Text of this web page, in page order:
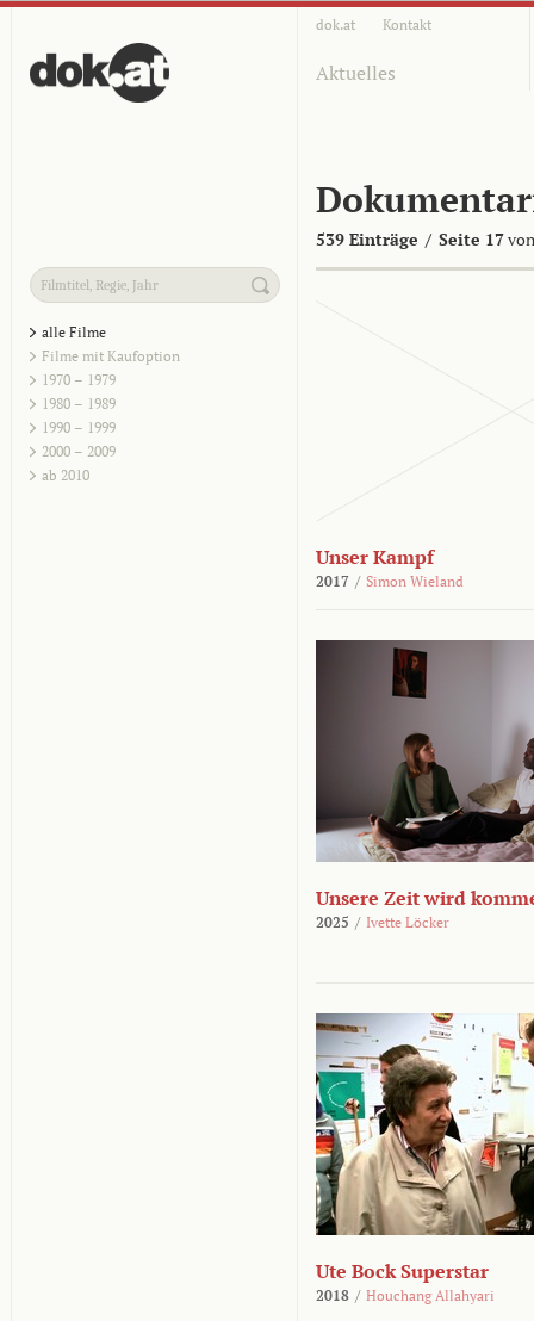
dok.at Kontakt
Aktuelles
539 Einträge / Seite 17
alle Filme
Filme mit Kaufoption
1970 – 1979
1980 – 1989
1990 – 1999
2000 – 2009
ab 2010
Unser Kampf
2017 / Simon Wieland
Unsere Zeit wird
2025 / Ivette Löcker
Ute Bock Superstar
2018 / Houchang Allahyari